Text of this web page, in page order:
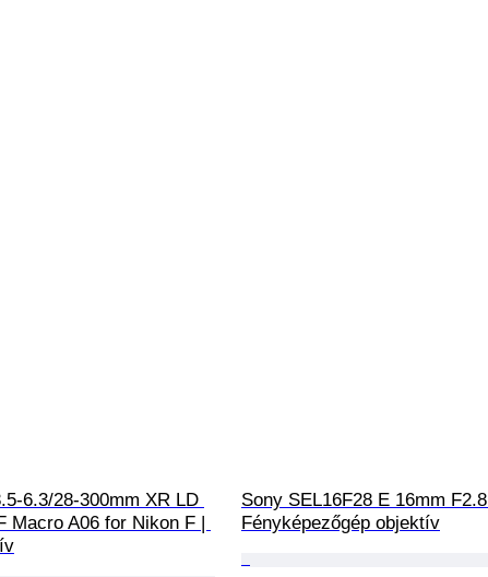
6.3/28-300mm XR LD
Macro A06 for Nikon F |
Sony SEL16F28 E 16mm F2.8
Fényképezőgép objektív